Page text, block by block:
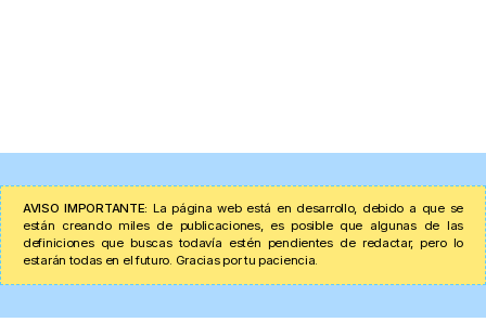
AVISO IMPORTANTE: La página web está en desarrollo, debido a que se
están creando miles de publicaciones, es posible que algunas de las
definiciones que buscas todavía estén pendientes de redactar, pero lo
estarán todas en el futuro. Gracias por tu paciencia.